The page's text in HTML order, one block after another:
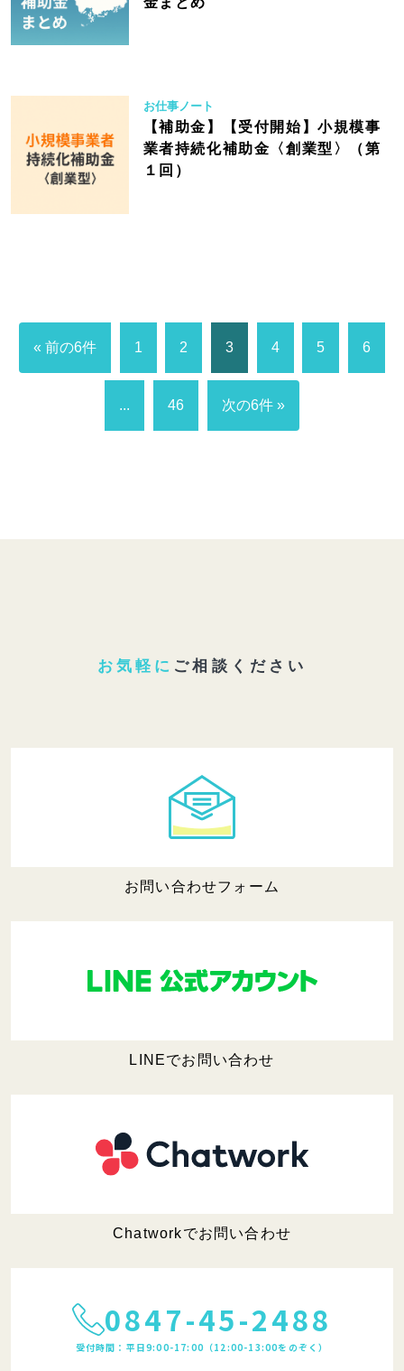
お仕事ノート
【補助金】【受付開始】小規模事
業者持続化補助金〈創業型〉（第
１回）
« 前の6件 1 2 3 4 5 6
... 46 次の6件 »
お気軽に ご相談ください
お問い合わせフォーム
LINEでお問い合わせ
Chatworkでお問い合わせ
0847-45-2488
受付時間：平日9:00-17:00（12:00-13:00をのぞく）